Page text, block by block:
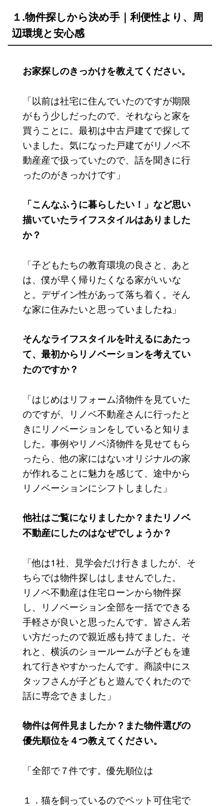
１.物件探しから決め手｜利便性より、周
辺環境と安心感
お家探しのきっかけを教えてください。
「以前は社宅に住んでいたのですが期限
がもう少しだったので、それならと家を
買うことに。最初は中古戸建てで探して
いました。気になった戸建てがリノベ不
動産産で扱っていたので、話を聞きに行
ったのがきっかけです」
「こんなふうに暮らしたい！」など思い
描いていたライフスタイルはありました
か？
「子どもたちの教育環境の良さと、あと
は、僕が早く帰りたくなる家がいいな
と。デザイン性があって落ち着く。そん
な家に住みたいと思っていましたね」
そんなライフスタイルを叶えるにあたっ
て、最初からリノベーションを考えてい
たのですか？
「はじめはリフォーム済物件を見ていた
のですが、リノベ不動産さんに行ったと
きにリノベーションをしていると知りま
した。事例やリノベ済物件を見せてもら
ったら、他の家にはないオリジナルの家
が作れることに魅力を感じて、途中から
リノベーションにシフトしました」
他社はご覧になりましたか？またリノベ
不動産にしたのはなぜでしょうか？
「他は1社、見学会だけ行きましたが、そ
ちらでは物件探しはしませんでした。
リノベ不動産は住宅ローンから物件探
し、リノベーション全部を一括でできる
手軽さが良いと思ったんです。皆さん若
い方だったので親近感も持てました。そ
れと、横浜のショールームが子どもを連
れて行きやすかったんです。商談中にス
タッフさんが子どもと遊んでくれたので
話に専念できました」
物件は何件見ましたか？また物件選びの
優先順位を４つ教えてください。
「全部で７件です。優先順位は
１．猫を飼っているのでペット可住宅で